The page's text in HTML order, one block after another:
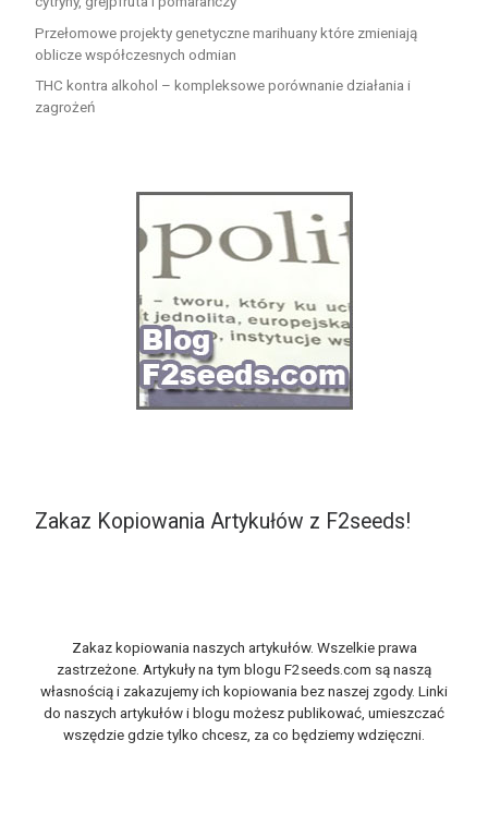
Przełomowe projekty genetyczne marihuany które zmieniają
oblicze współczesnych odmian
THC kontra alkohol – kompleksowe porównanie działania i
zagrożeń
Zakaz Kopiowania Artykułów z F2seeds!
Zakaz kopiowania naszych artykułów. Wszelkie prawa
zastrzeżone. Artykuły na tym blogu F2seeds.com są naszą
własnością i zakazujemy ich kopiowania bez naszej zgody. Linki
do naszych artykułów i blogu możesz publikować, umieszczać
wszędzie gdzie tylko chcesz, za co będziemy wdzięczni.